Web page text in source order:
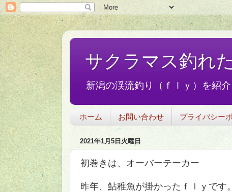
サクラマス釣れ
新潟の渓流釣り（ｆｌｙ）を紹
ホーム お問い合わせ プライバシー
2021年1月5日火曜日
初巻きは、オーバーテーカー
昨年、鮎稚魚が掛かったｆｌｙです。